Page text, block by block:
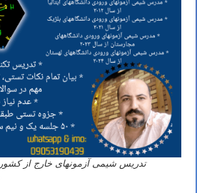
تدریس شیمی آزمونهای خارج از کشور